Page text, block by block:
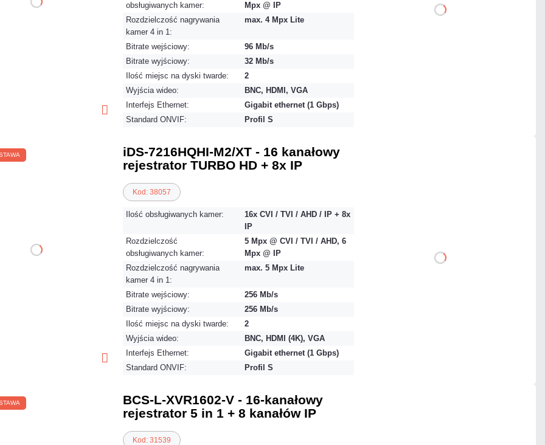
obsługiwanych kamer:
Mpx @ IP
Rozdzielczość nagrywania
kamer 4 in 1:
max. 4 Mpx Lite
Bitrate wejściowy:
96 Mb/s
Bitrate wyjściowy:
32 Mb/s
Ilość miejsc na dyski twarde:
2
Wyjścia wideo:
BNC, HDMI, VGA
Interfejs Ethernet:
Gigabit ethernet (1 Gbps)
Standard ONVIF:
Profil S
DO KOSZYKA
iDS-7216HQHI-M2/XT - 16 kanałowy
rejestrator TURBO HD + 8x IP
Kod: 38057
Ilość obsługiwanych kamer:
16x CVI / TVI / AHD / IP + 8x
IP
Rozdzielczość
obsługiwanych kamer:
5 Mpx @ CVI / TVI / AHD, 6
Mpx @ IP
Rozdzielczość nagrywania
kamer 4 in 1:
max. 5 Mpx Lite
Bitrate wejściowy:
256 Mb/s
Bitrate wyjściowy:
256 Mb/s
Ilość miejsc na dyski twarde:
2
Wyjścia wideo:
BNC, HDMI (4K), VGA
Interfejs Ethernet:
Gigabit ethernet (1 Gbps)
Standard ONVIF:
Profil S
DO KOSZYKA
BCS-L-XVR1602-V - 16-kanałowy
rejestrator 5 in 1 + 8 kanałów IP
Kod: 31539